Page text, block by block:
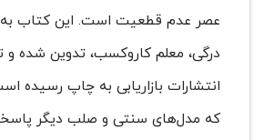
عصر عدم قطعیت است. این کتاب به
درگی، معلم کاروکسب، تدوین شده و
انتشارات بازاریابی به چاپ رسیده
که مدل‌های سنتی و صلب دیگر